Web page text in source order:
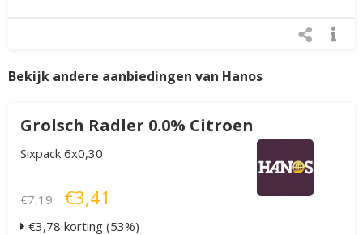
Bekijk andere aanbiedingen van Hanos
Grolsch Radler 0.0% Citroen
Sixpack 6x0,30
€7,19 €3,41
€3,78 korting (53%)